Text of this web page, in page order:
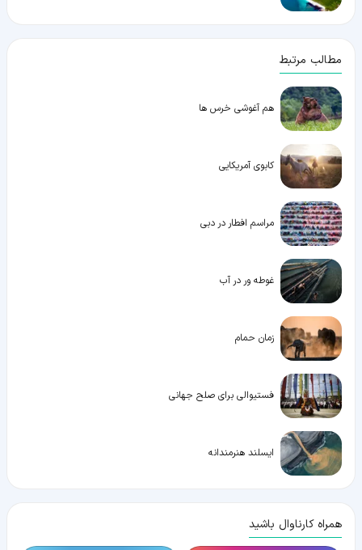
مطالب مرتبط
هم آغوشی خرس ها
کابوی آمریکایی
مراسم افطار در دبی
غوطه ور در آب
زمان حمام
فستیوالی برای صلح جهانی
ایسلند هنرمندانه
همراه کارناوال باشید